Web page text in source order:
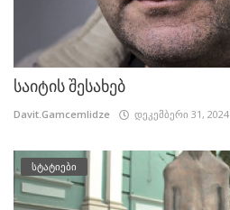
საიტის შესახებ
Davit.Gamcemlidze დეკემბერი 31, 2024
სტატიები